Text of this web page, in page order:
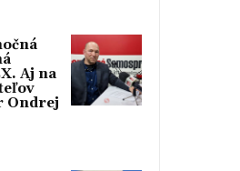
Aj na
Ondrej